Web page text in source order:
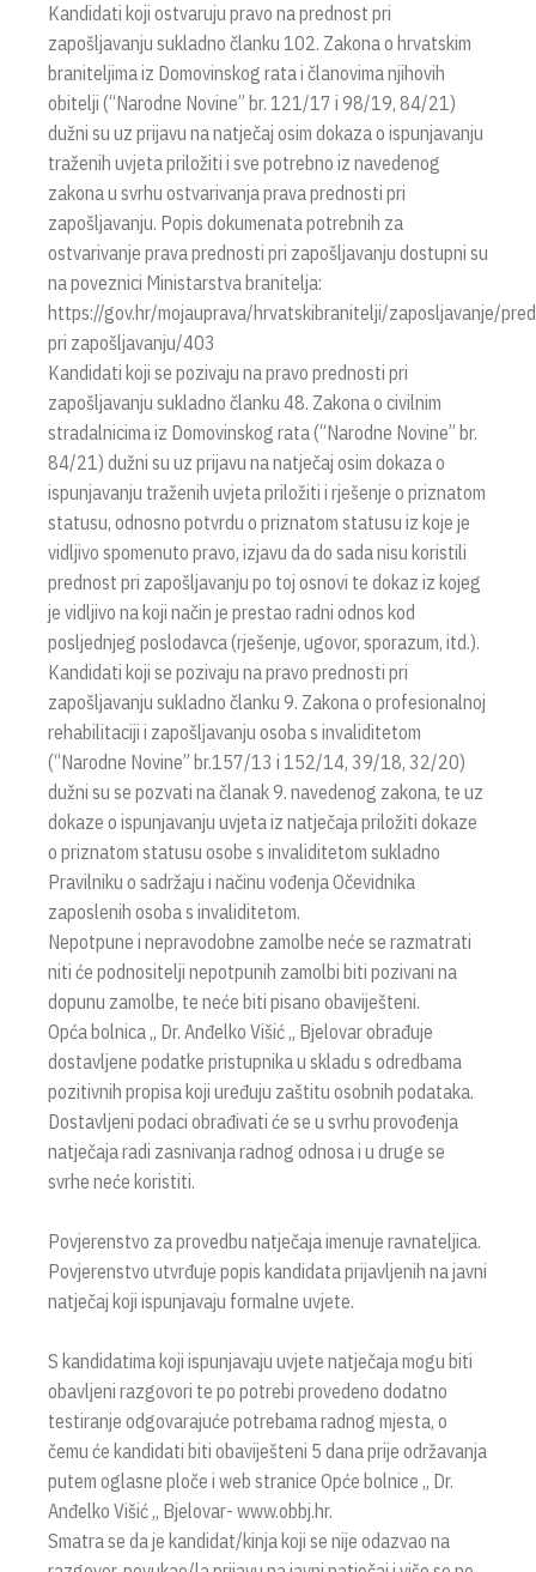
Kandidati koji ostvaruju pravo na prednost pri
zapošljavanju sukladno članku 102. Zakona o hrvatskim
braniteljima iz Domovinskog rata i članovima njihovih
obitelji (“Narodne Novine” br. 121/17 i 98/19, 84/21)
dužni su uz prijavu na natječaj osim dokaza o ispunjavanju
traženih uvjeta priložiti i sve potrebno iz navedenog
zakona u svrhu ostvarivanja prava prednosti pri
zapošljavanju. Popis dokumenata potrebnih za
ostvarivanje prava prednosti pri zapošljavanju dostupni su
na poveznici Ministarstva branitelja:
https://gov.hr/mojauprava/hrvatskibranitelji/zaposljavanje/
pri zapošljavanju/403
Kandidati koji se pozivaju na pravo prednosti pri
zapošljavanju sukladno članku 48. Zakona o civilnim
stradalnicima iz Domovinskog rata (“Narodne Novine” br.
84/21) dužni su uz prijavu na natječaj osim dokaza o
ispunjavanju traženih uvjeta priložiti i rješenje o priznatom
statusu, odnosno potvrdu o priznatom statusu iz koje je
vidljivo spomenuto pravo, izjavu da do sada nisu koristili
prednost pri zapošljavanju po toj osnovi te dokaz iz kojeg
je vidljivo na koji način je prestao radni odnos kod
posljednjeg poslodavca (rješenje, ugovor, sporazum, itd.).
Kandidati koji se pozivaju na pravo prednosti pri
zapošljavanju sukladno članku 9. Zakona o profesionalnoj
rehabilitaciji i zapošljavanju osoba s invaliditetom
(“Narodne Novine” br.157/13 i 152/14, 39/18, 32/20)
dužni su se pozvati na članak 9. navedenog zakona, te uz
dokaze o ispunjavanju uvjeta iz natječaja priložiti dokaze
o priznatom statusu osobe s invaliditetom sukladno
Pravilniku o sadržaju i načinu vođenja Očevidnika
zaposlenih osoba s invaliditetom.
Nepotpune i nepravodobne zamolbe neće se razmatrati
niti će podnositelji nepotpunih zamolbi biti pozivani na
dopunu zamolbe, te neće biti pisano obaviješteni.
Opća bolnica „ Dr. Anđelko Višić „ Bjelovar obrađuje
dostavljene podatke pristupnika u skladu s odredbama
pozitivnih propisa koji uređuju zaštitu osobnih podataka.
Dostavljeni podaci obrađivati će se u svrhu provođenja
natječaja radi zasnivanja radnog odnosa i u druge se
svrhe neće koristiti.
Povjerenstvo za provedbu natječaja imenuje ravnateljica.
Povjerenstvo utvrđuje popis kandidata prijavljenih na javni
natječaj koji ispunjavaju formalne uvjete.
S kandidatima koji ispunjavaju uvjete natječaja mogu biti
obavljeni razgovori te po potrebi provedeno dodatno
testiranje odgovarajuće potrebama radnog mjesta, o
čemu će kandidati biti obaviješteni 5 dana prije održavanja
putem oglasne ploče i web stranice Opće bolnice „ Dr.
Anđelko Višić „ Bjelovar- www.obbj.hr.
Smatra se da je kandidat/kinja koji se nije odazvao na